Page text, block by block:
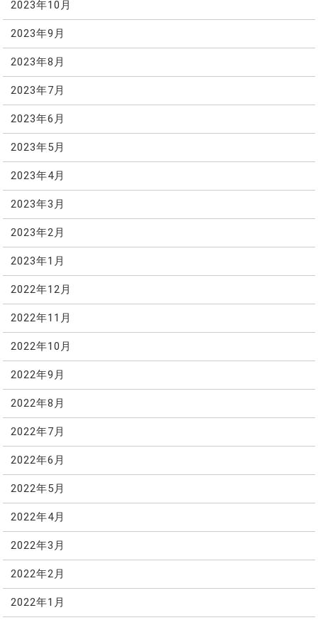
2023年10月
2023年9月
2023年8月
2023年7月
2023年6月
2023年5月
2023年4月
2023年3月
2023年2月
2023年1月
2022年12月
2022年11月
2022年10月
2022年9月
2022年8月
2022年7月
2022年6月
2022年5月
2022年4月
2022年3月
2022年2月
2022年1月